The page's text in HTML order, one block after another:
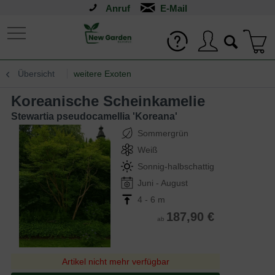
Anruf
Übersicht weitere Exoten
Koreanische Scheinkamelie
Stewartia pseudocamellia 'Koreana'
Sommergrün
Weiß
Sonnig-halbschattig
Juni - August
4 - 6 m
ab 187,90 €
Artikel nicht mehr verfügbar